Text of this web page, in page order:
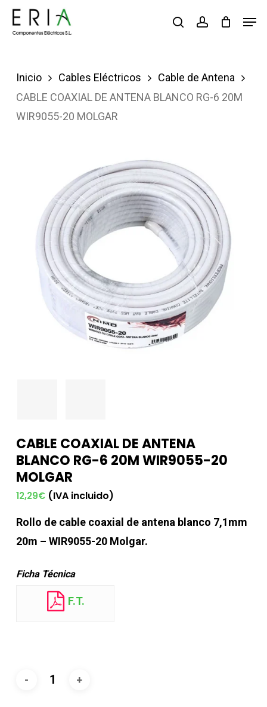
Saltar
buscaraccount
Inicio Cables Eléctricos
Cable de Antena
CABLE COAXIAL DE ANTENA BLANCO RG-6 20M
WIR9055-20 MOLGAR
CABLE COAXIAL DE ANTENA
BLANCO RG-6 20M WIR9055-20
MOLGAR
12,29€ (IVA incluido)
Rollo de cable coaxial de antena blanco 7,1mm
20m – WIR9055-20 Molgar.
Ficha Técnica
F.T.